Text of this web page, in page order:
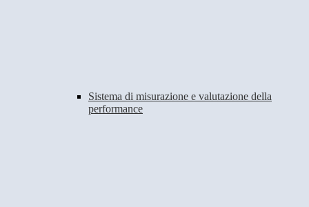
Sistema di misurazione e valutazione della
performance